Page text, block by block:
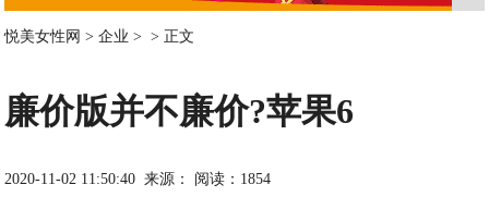
悦美女性网 >企业 > > 正文
廉价版并不廉价?苹果6
2020-11-02 11:50:40 来源： 阅读：1854